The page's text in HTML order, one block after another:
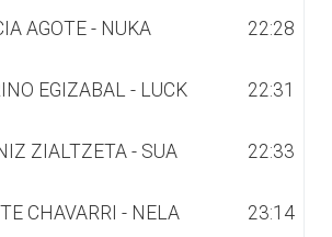
AGOTE - NUKA 22:28
EGIZABAL - LUCK 22:31
ZIALTZETA - SUA 22:33
CHAVARRI - NELA 23:14